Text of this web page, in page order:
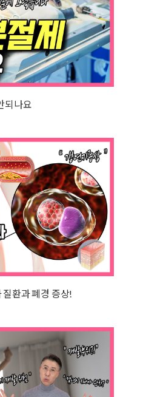
되나요
환과 폐경 증상!